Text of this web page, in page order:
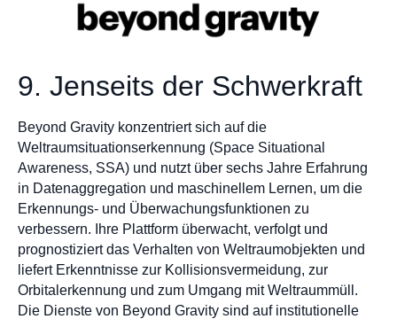
9. Jenseits der Schwerkraft
Beyond Gravity konzentriert sich auf die
Weltraumsituationserkennung (Space Situational
Awareness, SSA) und nutzt über sechs Jahre Erfahrung
in Datenaggregation und maschinellem Lernen, um die
Erkennungs- und Überwachungsfunktionen zu
verbessern. Ihre Plattform überwacht, verfolgt und
prognostiziert das Verhalten von Weltraumobjekten und
liefert Erkenntnisse zur Kollisionsvermeidung, zur
Orbitalerkennung und zum Umgang mit Weltraummüll.
Die Dienste von Beyond Gravity sind auf institutionelle